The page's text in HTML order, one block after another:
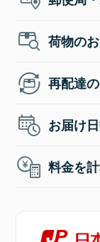
荷物の
再配達
お届け
料金を